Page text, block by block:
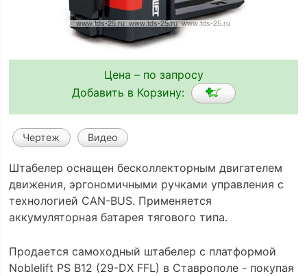
Цена – по запросу
Добавить в Корзину:
Чертеж Видео
Штабелер оснащен бесколлекторным двигателем
движения, эргономичными ручками управления с
технологией CAN-BUS. Применяется
аккумуляторная батарея тягового типа.
Продается самоходный штабелер с платформой
Noblelift PS B12 (29-DX FFL) в Ставрополе - покупая